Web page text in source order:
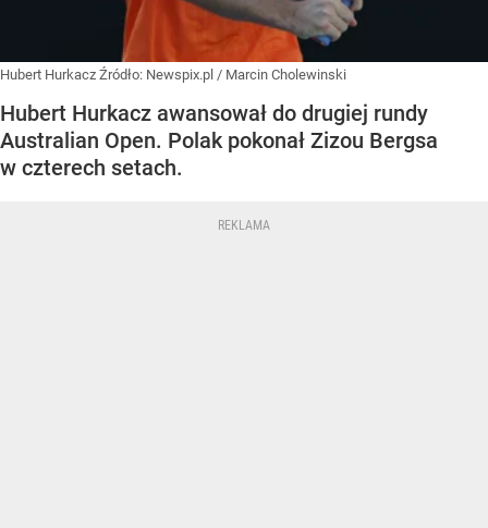
Hubert Hurkacz Źródło: Newspix.pl / Marcin Cholewinski
Hubert Hurkacz awansował do drugiej rundy
Australian Open. Polak pokonał Zizou Bergsa
w czterech setach.